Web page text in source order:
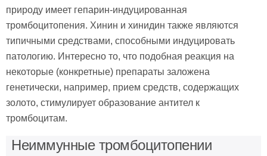
природу имеет гепарин-индуцированная
тромбоцитопения. Хинин и хинидин также являются
типичными средствами, способными индуцировать
патологию. Интересно то, что подобная реакция на
некоторые (конкретные) препараты заложена
генетически, например, прием средств, содержащих
золото, стимулирует образование антител к
тромбоцитам.
Неиммунные тромбоцитопении